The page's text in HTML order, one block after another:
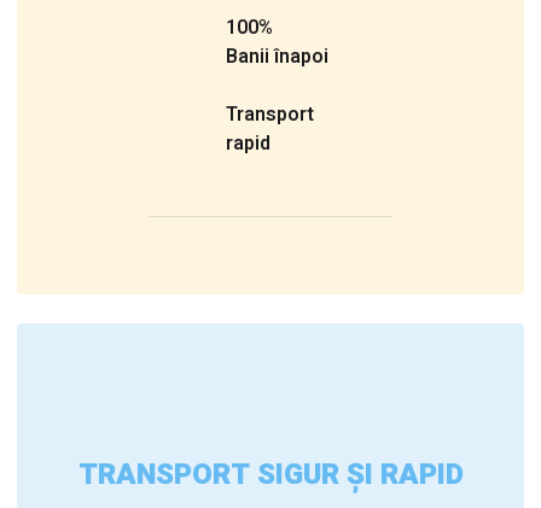
100%
Banii înapoi
Transport
rapid
TRANSPORT SIGUR ȘI RAPID